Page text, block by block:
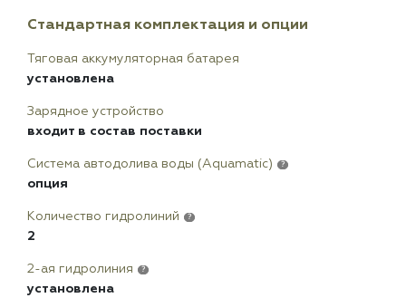
Стандартная комплектация и опции
Тяговая аккумуляторная батарея
установлена
Зарядное устройство
входит в состав поставки
Система автодолива воды (Aquamatic) ?
опция
Количество гидролиний ?
2
2-ая гидролиния ?
установлена